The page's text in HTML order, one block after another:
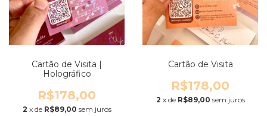
Cartão de Visita |
Holográfico
R$178,00
2 x de R$89,00 sem juros
Cartão de Visita
R$178,00
2 x de R$89,00 sem juros